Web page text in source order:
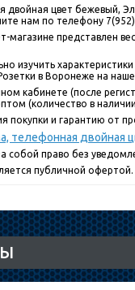
цвет бежевый,
нам по телефону
представлен
изучить
в Воронеже на
кабинете (после
(количество в
покупки и гарантию от
двойная
собой право без
публичной офертой.